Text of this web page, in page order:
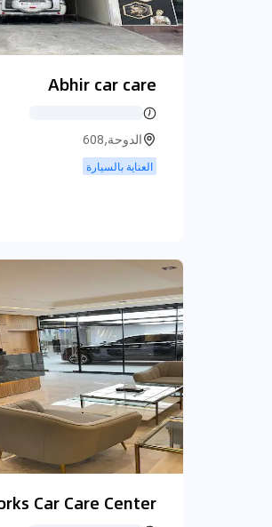
Abhir car care
الدوحة,608
العناية بالسيارة